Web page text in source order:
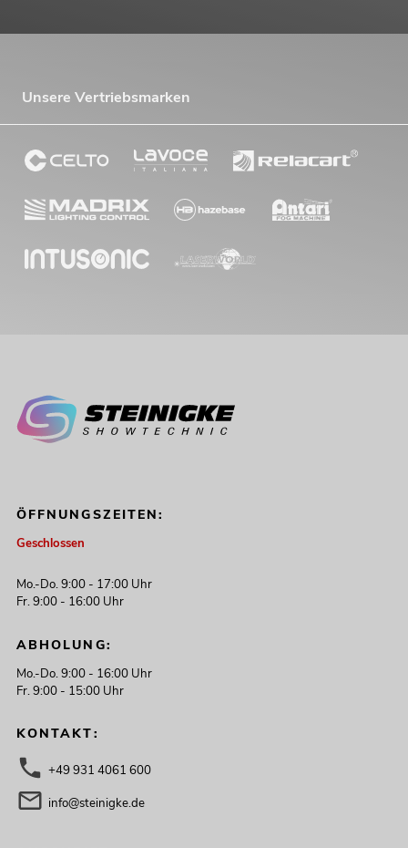
Unsere Vertriebsmarken
ÖFFNUNGSZEITEN:
Geschlossen
Mo.-Do. 9:00 - 17:00 Uhr
Fr. 9:00 - 16:00 Uhr
ABHOLUNG:
Mo.-Do. 9:00 - 16:00 Uhr
Fr. 9:00 - 15:00 Uhr
KONTAKT:
+49 931 4061 600
info@steinigke.de